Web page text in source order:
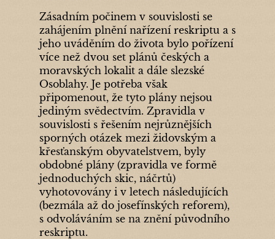
Zásadním počinem v souvislosti se
zahájením plnění nařízení reskriptu a s
jeho uváděním do života bylo pořízení
více než dvou set plánů českých a
moravských lokalit a dále slezské
Osoblahy. Je potřeba však
připomenout, že tyto plány nejsou
jediným svědectvím. Zpravidla v
souvislosti s řešením nejrůznějších
sporných otázek mezi židovským a
křesťanským obyvatelstvem, byly
obdobné plány (zpravidla ve formě
jednoduchých skic, náčrtů)
vyhotovovány i v letech následujících
(bezmála až do josefínských reforem),
s odvoláváním se na znění původního
reskriptu.